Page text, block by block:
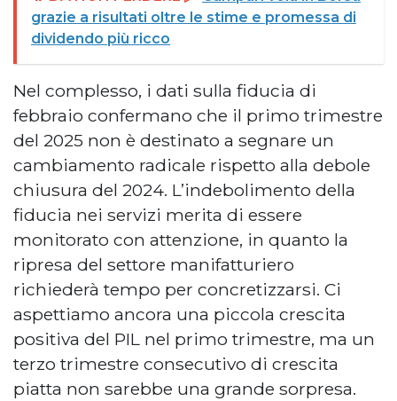
grazie a risultati oltre le stime e promessa di
dividendo più ricco
Nel complesso, i dati sulla fiducia di
febbraio confermano che il primo trimestre
del 2025 non è destinato a segnare un
cambiamento radicale rispetto alla debole
chiusura del 2024. L’indebolimento della
fiducia nei servizi merita di essere
monitorato con attenzione, in quanto la
ripresa del settore manifatturiero
richiederà tempo per concretizzarsi. Ci
aspettiamo ancora una piccola crescita
positiva del PIL nel primo trimestre, ma un
terzo trimestre consecutivo di crescita
piatta non sarebbe una grande sorpresa.